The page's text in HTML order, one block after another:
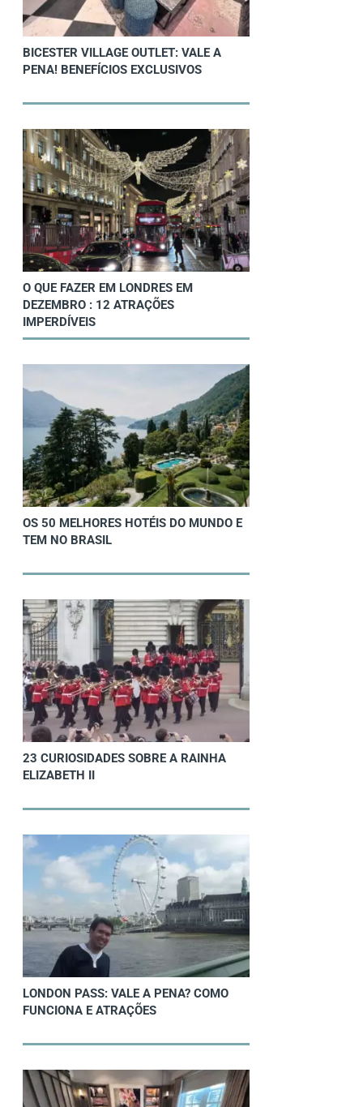
BICESTER VILLAGE OUTLET: VALE A
PENA! BENEFÍCIOS EXCLUSIVOS
O QUE FAZER EM LONDRES EM
DEZEMBRO : 12 ATRAÇÕES
IMPERDÍVEIS
OS 50 MELHORES HOTÉIS DO MUNDO E
TEM NO BRASIL
23 CURIOSIDADES SOBRE A RAINHA
ELIZABETH II
LONDON PASS: VALE A PENA? COMO
FUNCIONA E ATRAÇÕES